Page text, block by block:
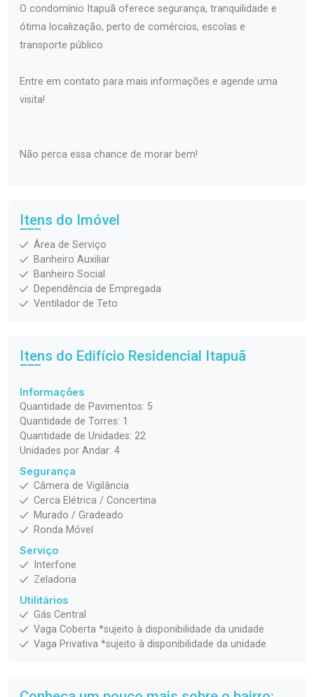
O condomínio Itapuã oferece segurança, tranquilidade e
ótima localização, perto de comércios, escolas e
transporte público.
Entre em contato para mais informações e agende uma
visita!
Não perca essa chance de morar bem!
Itens do Imóvel
Área de Serviço
Banheiro Auxiliar
Banheiro Social
Dependência de Empregada
Ventilador de Teto
Itens do Edifício Residencial Itapuã
Informações
Quantidade de Pavimentos: 5
Quantidade de Torres: 1
Quantidade de Unidades: 22
Unidades por Andar: 4
Segurança
Câmera de Vigilância
Cerca Elétrica / Concertina
Murado / Gradeado
Ronda Móvel
Serviço
Interfone
Zeladoria
Utilitários
Gás Central
Vaga Coberta *sujeito à disponibilidade da unidade
Vaga Privativa *sujeito à disponibilidade da unidade